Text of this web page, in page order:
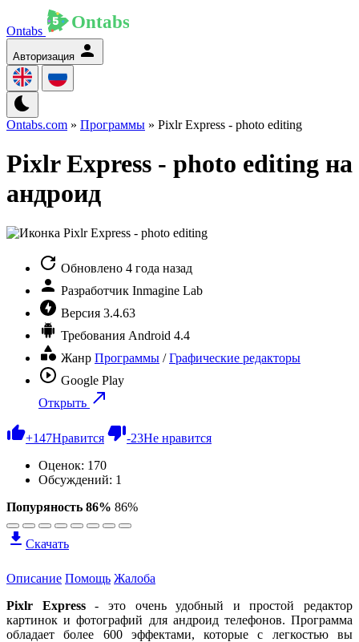
Ontabs
Авторизация
Ontabs.com » Программы » Pixlr Express - photo editing
Pixlr Express - photo editing на
андроид
Обновлено 4 года назад
Разработчик Inmagine Lab
Версия 3.4.63
Требования Android 4.4
Жанр Программы /Графические редакторы
Google Play
Открыть
+147Нравится -23Не нравится
Оценок: 170
Обсуждений: 1
Попуряность 86% 86%
Скачать
Описание Помощь Жалоба
Pixlr Express- это очень удобный и простой редактор
картинок и фотографий для андроид телефонов. Программа
обладает более 600 эффектами, которые с легкостью вы